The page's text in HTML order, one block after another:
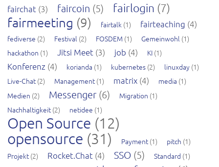
fairchat (3) faircoin (5) fairlogin (7)
fairmeeting (9) fairtalk (1) fairteaching (4)
fediverse (2) Festival (2) FOSDEM (1) Gemeinwohl (1)
hackathon (1) Jitsi Meet (3) job (4) KI (1)
Konferenz (4) korianda (1) kubernetes (2) linuxday (1)
Live-Chat (2) Management (1) matrix (4) media (1)
Medien (2) Messenger (6) Migration (1)
Nachhaltigkeit (2) netidee (1)
Open Source (12)
opensource (31) Payment (1) pitch (1)
Projekt (2) Rocket.Chat (4) SSO (5) Standard (1)